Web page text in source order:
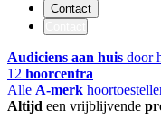
Contact
Audiciens aan huis door
12 hoorcentra
Alle A-merk
Altijd een vrijblijvende